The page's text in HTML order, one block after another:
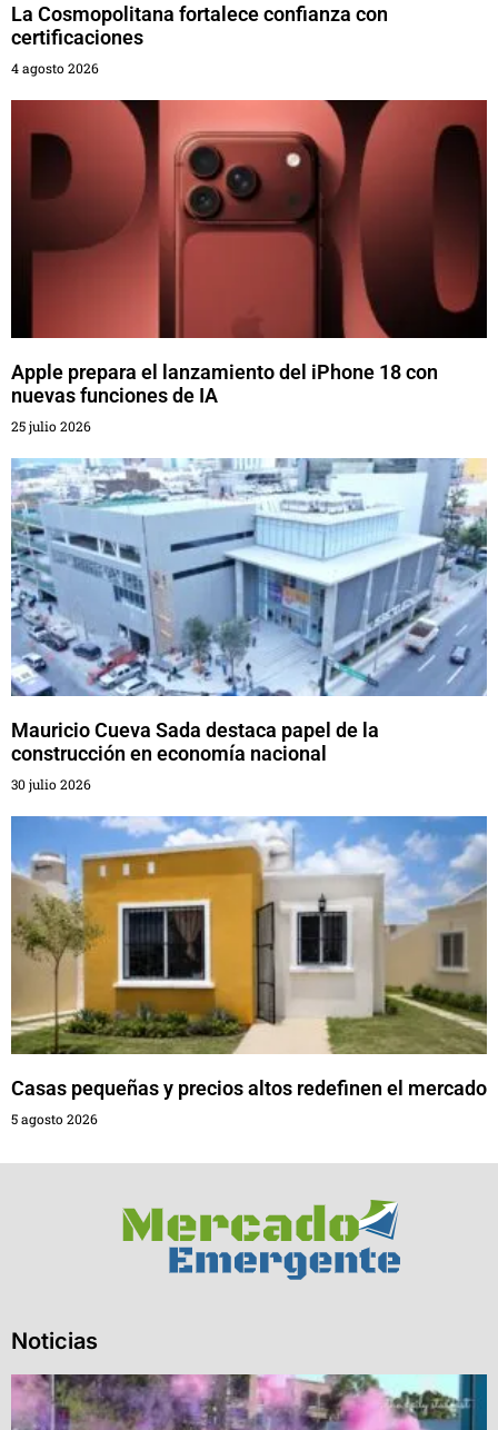
La Cosmopolitana fortalece confianza con
certificaciones
4 agosto 2026
Apple prepara el lanzamiento del iPhone 18 con
nuevas funciones de IA
25 julio 2026
Mauricio Cueva Sada destaca papel de la
construcción en economía nacional
30 julio 2026
Casas pequeñas y precios altos redefinen el mercado
5 agosto 2026
Noticias